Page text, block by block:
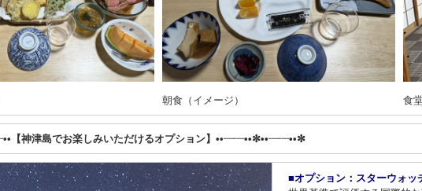
朝食（イメージ） 食
【神津島でお楽しみいただけるオプション】••┈┈••✼••┈┈••✼
■オプション：スターウォッ